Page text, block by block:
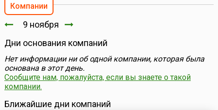
Компании
9 ноября
Дни основания компаний
Нет информации ни об одной компании, которая была
основана в этот день.
Сообщите нам, пожалуйста, если вы знаете о такой
компании.
Ближайшие дни компаний